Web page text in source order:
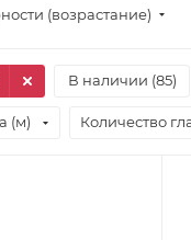
(возрастание)
В наличии (85)
(м) Количество